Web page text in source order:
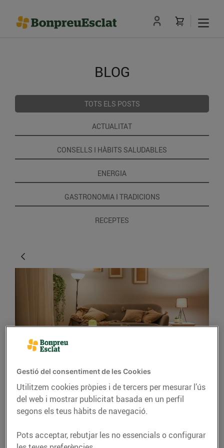
BLOG
TOTS ELS POSTS
ACTUALITAT
CONSELLS I HÀBITS SALUDABLES
ENERGIA
GASTRONOMIA I TRADICIONS
RECEPTES
ENERGIA
Consells per il·luminar
casa teva amb estil
Gestió del consentiment de les Cookies
Utilitzem cookies pròpies i de tercers per mesurar l’ús
del web i mostrar publicitat basada en un perfil
segons els teus hàbits de navegació.
Pots acceptar, rebutjar les no essencials o configurar